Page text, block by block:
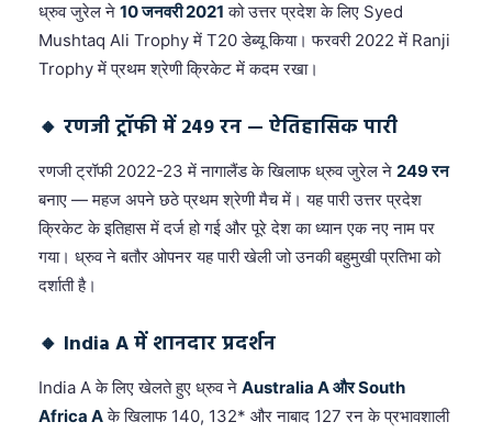
ध्रुव जुरेल ने 10 जनवरी 2021 को उत्तर प्रदेश के लिए Syed
Mushtaq Ali Trophy में T20 डेब्यू किया। फरवरी 2022 में Ranji
Trophy में प्रथम श्रेणी क्रिकेट में कदम रखा।
🔸 रणजी ट्रॉफी में 249 रन — ऐतिहासिक पारी
रणजी ट्रॉफी 2022-23 में नागालैंड के खिलाफ ध्रुव जुरेल ने 249 रन
बनाए — महज अपने छठे प्रथम श्रेणी मैच में। यह पारी उत्तर प्रदेश
क्रिकेट के इतिहास में दर्ज हो गई और पूरे देश का ध्यान एक नए नाम पर
गया। ध्रुव ने बतौर ओपनर यह पारी खेली जो उनकी बहुमुखी प्रतिभा को
दर्शाती है।
🔸 India A में शानदार प्रदर्शन
India A के लिए खेलते हुए ध्रुव ने Australia A और South
Africa Aके खिलाफ 140, 132* और नाबाद 127 रन के प्रभावशाली